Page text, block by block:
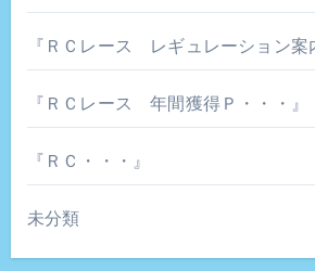
『ＲＣレース レギュレーション案
『ＲＣレース 年間獲得Ｐ・・・』
『ＲＣ・・・』
未分類